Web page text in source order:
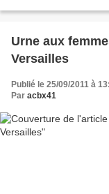
Urne aux
Versailles
Publié le 25/09/2011 à
Par acbx41